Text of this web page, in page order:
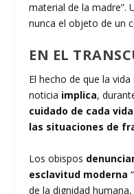
material de la madre”.
nunca el objeto de un
EN EL
El hecho de que la
noticia implica,
cuidado de cada
las situaciones de
Los obispos
esclavitud moderna
de la dignidad